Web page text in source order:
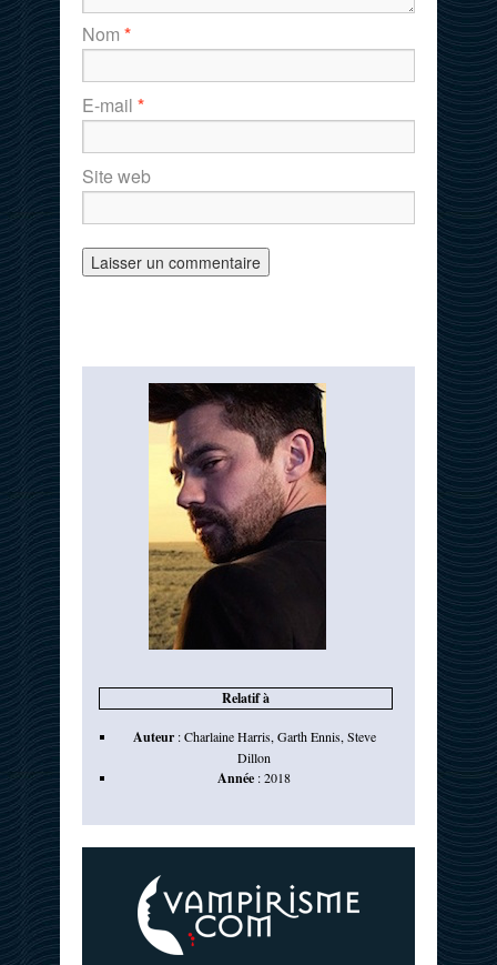
Nom *
E-mail *
Site web
Relatif à
Auteur:Charlaine Harris,Garth Ennis,Steve
Dillon
Année :2018